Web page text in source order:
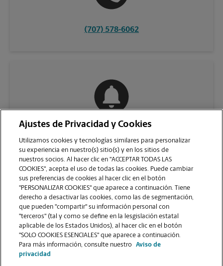
(707) 578-6062
VER LA PÁGINA DE LA TIENDA
Ajustes de Privacidad y Cookies
Utilizamos cookies y tecnologías similares para personalizar
su experiencia en nuestro(s) sitio(s) y en los sitios de
nuestros socios. Al hacer clic en "ACCEPTAR TODAS LAS
COOKIES", acepta el uso de todas las cookies. Puede cambiar
sus preferencias de cookies al hacer clic en el botón
"PERSONALIZAR COOKIES" que aparece a continuación. Tiene
derecho a desactivar las cookies, como las de segmentación,
que pueden "compartir" su información personal con
"terceros" (tal y como se define en la lesgislación estatal
aplicable de los Estados Unidos), al hacer clic en el botón
"SOLO COOKIES ESENCIALES" que aparece a continuación.
Para más información, consulte nuestro
Aviso de
privacidad